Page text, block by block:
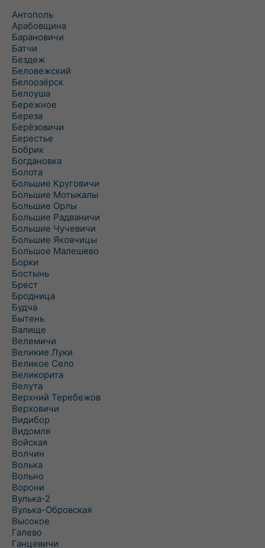
Антополь
Арабовщина
Барановичи
Батчи
Бездеж
Беловежский
Белоозёрск
Белоуша
Бережное
Береза
Берёзовичи
Берестье
Бобрик
Богдановка
Болота
Большие Круговичи
Большие Мотыкалы
Большие Орлы
Большие Радваничи
Большие Чучевичи
Большие Яковчицы
Большое Малешево
Борки
Бостынь
Брест
Бродница
Будча
Бытень
Валище
Велемичи
Великие Луки
Великое Село
Великорита
Велута
Верхний Теребежов
Верховичи
Видибор
Видомля
Войская
Волчин
Волька
Вольно
Ворони
Вулька-2
Вулька-Обровская
Высокое
Галево
Ганцевичи